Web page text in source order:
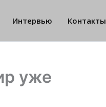
Интервью Контакты
уже